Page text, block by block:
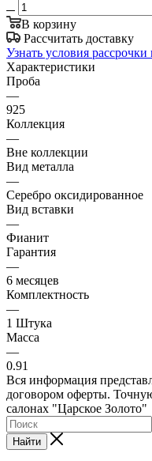
В корзину
Рассчитать доставку
Узнать условия рассрочки
Характеристики
Проба
—
925
Коллекция
—
Вне коллекции
Вид металла
—
Серебро оксидированное
Вид вставки
—
Фианит
Гарантия
—
6 месяцев
Комплектность
—
1 Штука
Масса
—
0.91
Вся информация
договором оферты.
салонах "Царское Золото"
Найти